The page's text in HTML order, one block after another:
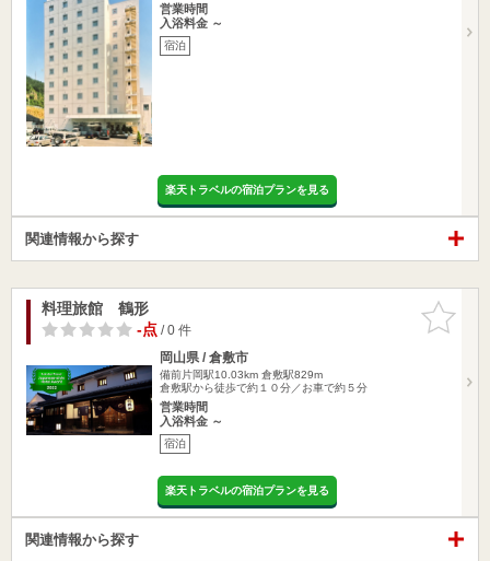
営業時間
入浴料金 ～
宿泊
楽天トラベルの宿泊プランを見る
関連情報から探す
お気に入
りに追加
料理旅館 鶴形
-点/ 0 件
岡山県 / 倉敷市
備前片岡駅10.03km 倉敷駅829m
倉敷駅から徒歩で約１０分／お車で約５分
営業時間
入浴料金 ～
宿泊
楽天トラベルの宿泊プランを見る
関連情報から探す